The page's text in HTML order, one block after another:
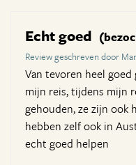
Echt goed
Review geschreven door
Van tevoren heel
mijn reis, tijdens mijn
gehouden, ze zijn ook
hebben zelf ook in
echt goed helpen